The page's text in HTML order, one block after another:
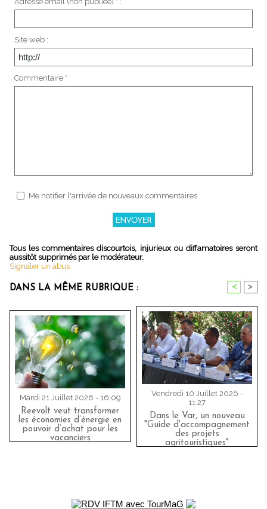
Site web :
Commentaire * :
Me notifier l'arrivée de nouveaux commentaires
Tous les commentaires discourtois, injurieux ou diffamatoires seront
aussitôt supprimés par le modérateur.
Signaler un abus
DANS LA MÊME RUBRIQUE : < >
Mardi 21 Juillet 2026 - 16:09
Reevolt veut transformer
les économies d’énergie en
pouvoir d’achat pour les
vacanciers
Vendredi 10 Juillet 2026 -
11:27
Dans le Var, un nouveau
"Guide d'accompagnement
des projets
agritouristiques"